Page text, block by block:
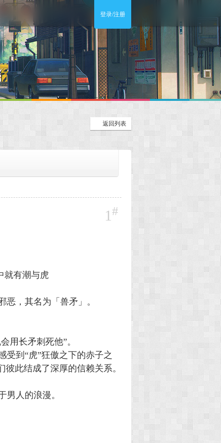
登录/注册
返回列表
1 #
就有潮与虎
，其名为「兽矛」。
用长矛刺死他”。
受到“虎”狂傲之下的赤子之
此结成了深厚的信赖关系。
男人的浪漫。